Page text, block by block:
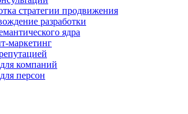
стратегии продвижения
разработки
ядра
маркетинг
компаний
персон